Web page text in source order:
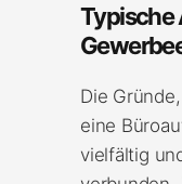
Typische
Die
eine
vielfältig